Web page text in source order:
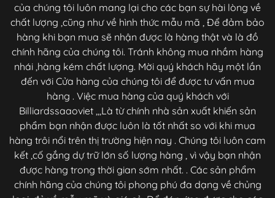
của chúng tôi luôn mang lại cho các bạn sự hài lòng về
chất lượng ,cũng như về hình thức mẫu mã , Để đảm bảo
hàng khi bạn mua sẽ nhận được là hàng thật và là đồ
chính hãng của chúng tôi. Tránh không mua nhầm hàng
nhái ,hàng kém chất lượng. Mời quý khách hãy một lần
đến với Cửa hàng của chúng tôi để được tư vấn mua
hàng . Việc mua hàng của quý khách với
Billiardssaaoviet ,,,Là từ chính nhà sản xuất khiến sản
phẩm bạn nhận được luôn là tốt nhất so với khi mua
hàng trôi nổi trên thị trường hiện nay . Chúng tôi luôn cam
kết ,cố gắng dự trữ lớn số lượng hàng , vì vậy bạn nhận
được hàng trong thời gian sớm nhất. . Các sản phẩm
chính hãng của chúng tôi phong phú đa dạng về chủng